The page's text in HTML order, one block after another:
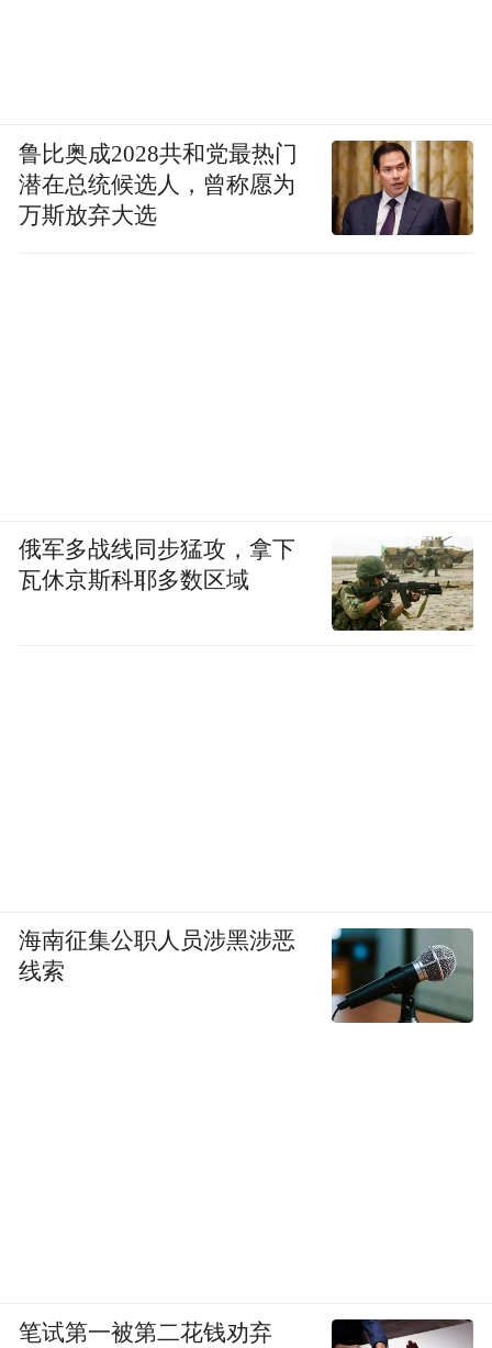
鲁比奥成2028共和党最热门
潜在总统候选人，曾称愿为
万斯放弃大选
俄军多战线同步猛攻，拿下
瓦休京斯科耶多数区域
海南征集公职人员涉黑涉恶
线索
笔试第一被第二花钱劝弃